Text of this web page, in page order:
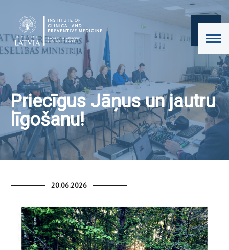
Priecīgus Jāņus un jautru
līgošanu!
20.06.2026